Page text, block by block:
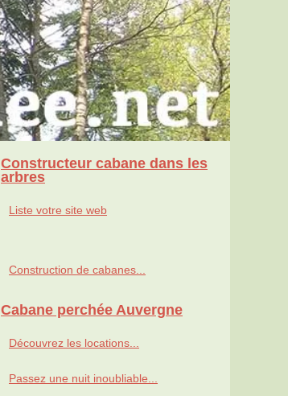
Constructeur cabane dans les
arbres
Liste votre site web
Construction de cabanes...
Cabane perchée Auvergne
Découvrez les locations...
Passez une nuit inoubliable...